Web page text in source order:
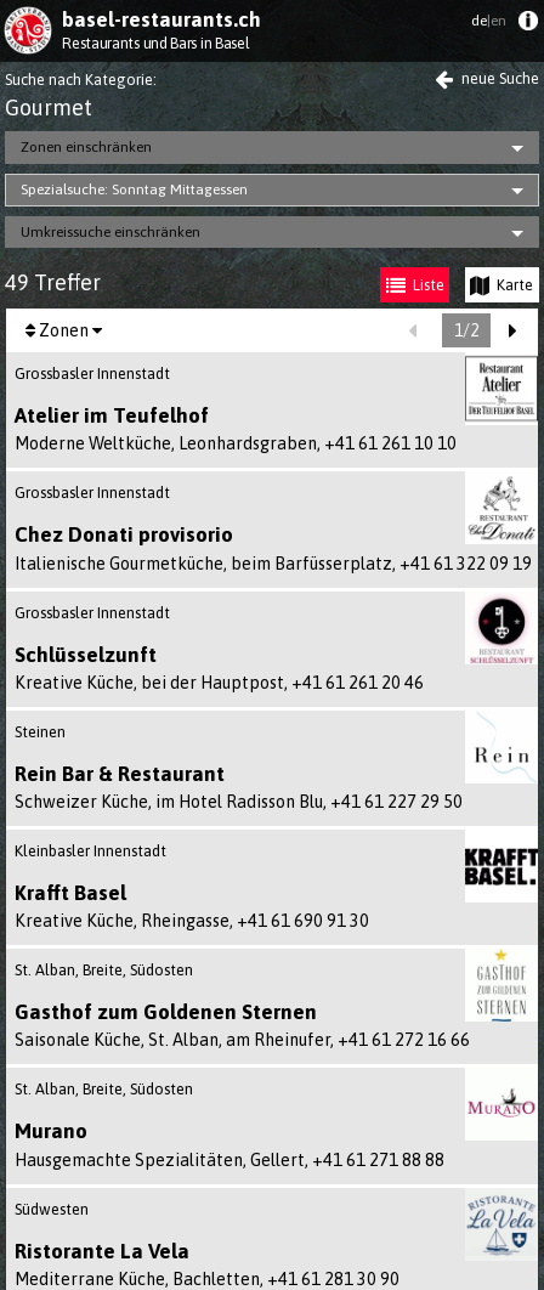
basel-restaurants.ch
Restaurants und Bars in Basel
de|en
Suche nach Kategorie: neue Suche
Gourmet
Zonen einschränken
Spezialsuche: Sonntag Mittagessen
Umkreissuche einschränken
49 Treffer Liste Karte
Zonen Sie sind
1 /2
Grossbasler Innenstadt
Atelier im Teufelhof
Moderne Weltküche, Leonhardsgraben, +41 61 261 10 10
Grossbasler Innenstadt
Chez Donati provisorio
Italienische Gourmetküche, beim Barfüsserplatz, +41 61 322 09 19
Grossbasler Innenstadt
Schlüsselzunft
Kreative Küche, bei der Hauptpost, +41 61 261 20 46
Steinen
Rein Bar & Restaurant
Schweizer Küche, im Hotel Radisson Blu, +41 61 227 29 50
Kleinbasler Innenstadt
Krafft Basel
Kreative Küche, Rheingasse, +41 61 690 91 30
St. Alban, Breite, Südosten
Gasthof zum Goldenen Sternen
Saisonale Küche, St. Alban, am Rheinufer, +41 61 272 16 66
St. Alban, Breite, Südosten
Murano
Hausgemachte Spezialitäten, Gellert, +41 61 271 88 88
Südwesten
Ristorante La Vela
Mediterrane Küche, Bachletten, +41 61 281 30 90